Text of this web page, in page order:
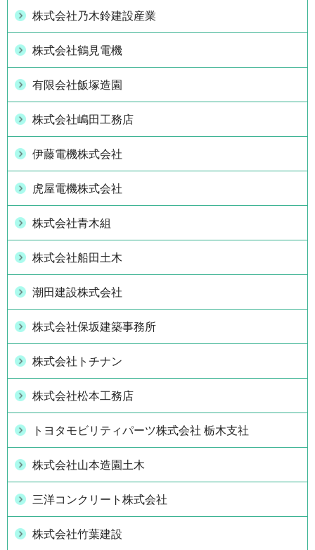
株式会社乃木鈴建設産業
株式会社鶴見電機
有限会社飯塚造園
株式会社嶋田工務店
伊藤電機株式会社
虎屋電機株式会社
株式会社青木組
株式会社船田土木
潮田建設株式会社
株式会社保坂建築事務所
株式会社トチナン
株式会社松本工務店
トヨタモビリティパーツ株式会社 栃木支社
株式会社山本造園土木
三洋コンクリート株式会社
株式会社竹葉建設